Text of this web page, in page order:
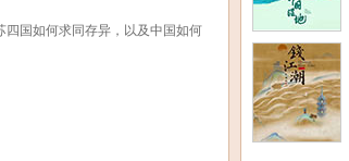
国如何求同存异，以及中国如何